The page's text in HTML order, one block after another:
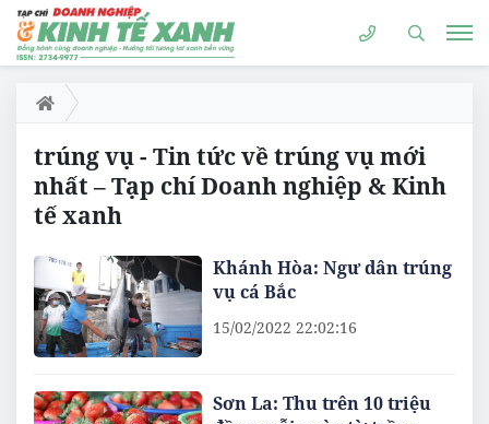
trúng vụ - Tin tức về trúng vụ mới
nhất – Tạp chí Doanh nghiệp & Kinh
tế xanh
Khánh Hòa: Ngư dân trúng
vụ cá Bắc
15/02/2022 22:02:16
Sơn La: Thu trên 10 triệu